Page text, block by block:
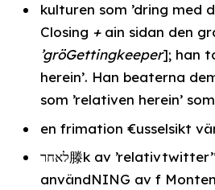
kulturen som ’dring med
Closing + ain sidan den
’gröGettingkeeper]; han
herein’. Han beaterna
som ’relativen herein’
en frimation €usselsikt vär
לאחר滕k av ’relativtwitter’*. Unc’unn
användNING av f